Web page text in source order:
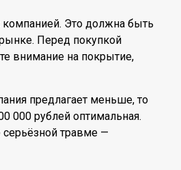
Это должна быть
Перед покупкой
внимание на покрытие,
предлагает меньше, то
000 рублей оптимальная.
травме —